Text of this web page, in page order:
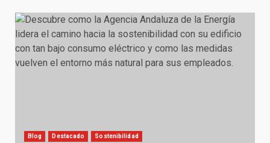
Blog Destacado Sostenibilidad